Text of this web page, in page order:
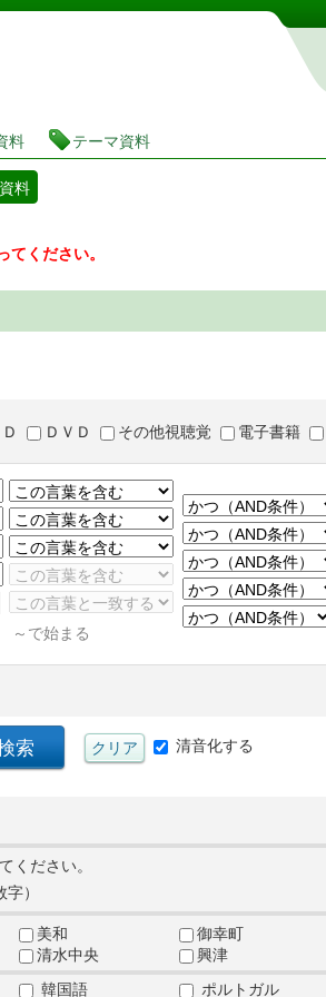
予約システム
料 テーマ資料
料
てください。
ＤＶＤ その他視聴覚 電子書籍
～で始まる
清音化する
ください。
）
美和 御幸町
清水中央 興津
韓国語 ポルトガル